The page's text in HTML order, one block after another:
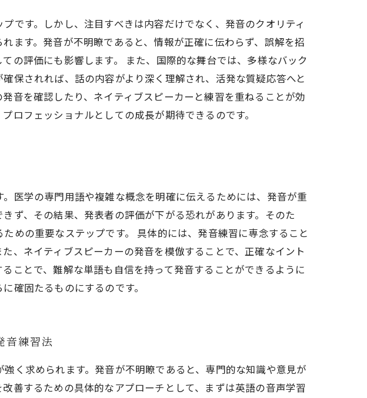
です。しかし、注目すべきは内容だけでなく、発音のクオリティ
ます。発音が不明瞭であると、情報が正確に伝わらず、誤解を招
の評価にも影響します。 また、国際的な舞台では、多様なバック
保されれば、話の内容がより深く理解され、活発な質疑応答へと
音を確認したり、ネイティブスピーカーと練習を重ねることが効
ロフェッショナルとしての成長が期待できるのです。
医学の専門用語や複雑な概念を明確に伝えるためには、発音が重
ず、その結果、発表者の評価が下がる恐れがあります。そのた
めの重要なステップです。 具体的には、発音練習に専念すること
、ネイティブスピーカーの発音を模倣することで、正確なイント
ことで、難解な単語も自信を持って発音することができるように
確固たるものにするのです。
音練習法
く求められます。発音が不明瞭であると、専門的な知識や意見が
善するための具体的なアプローチとして、まずは英語の音声学習